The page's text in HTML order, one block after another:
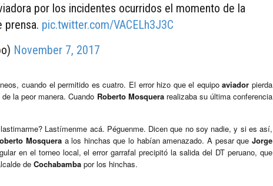
por los incidentes ocurridos el momento de la
prensa. pic.twitter.com/VACELh3J3C
November 7, 2017
cuando el permitido es cuatro. El error hizo que el equipoaviador pierda
la peor manera. Cuando Roberto Mosquerarealizaba su última conferencia
Lastímenme acá. Péguenme. Dicen que no soy nadie, y si es así,
Mosqueraa los hinchas que lo habían amenazado. A pesar queJorge
en el torneo local, el error garrafal precipitó la salida del DT peruano, que
de Cochabamba por los hinchas.